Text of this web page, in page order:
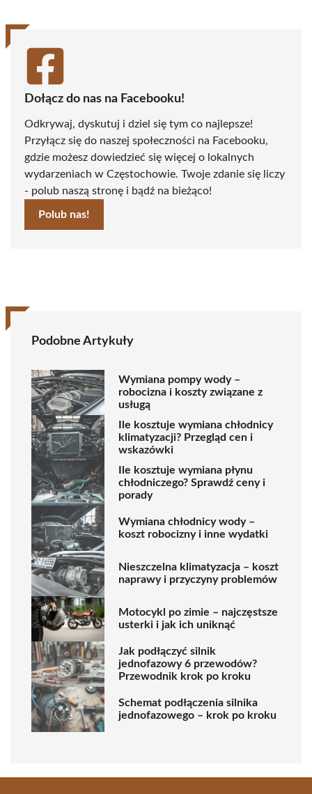
Dołącz do nas na Facebooku!
Odkrywaj, dyskutuj i dziel się tym co najlepsze!
Przyłącz się do naszej społeczności na Facebooku,
gdzie możesz dowiedzieć się więcej o lokalnych
wydarzeniach w Częstochowie. Twoje zdanie się liczy
- polub naszą stronę i bądź na bieżąco!
Polub nas!
Podobne Artykuły
Wymiana pompy wody –
robocizna i koszty związane z
usługą
Ile kosztuje wymiana chłodnicy
klimatyzacji? Przegląd cen i
wskazówki
Ile kosztuje wymiana płynu
chłodniczego? Sprawdź ceny i
porady
Wymiana chłodnicy wody –
koszt robocizny i inne wydatki
Nieszczelna klimatyzacja – koszt
naprawy i przyczyny problemów
Motocykl po zimie – najczęstsze
usterki i jak ich uniknąć
Jak podłączyć silnik
jednofazowy 6 przewodów?
Przewodnik krok po kroku
Schemat podłączenia silnika
jednofazowego – krok po kroku